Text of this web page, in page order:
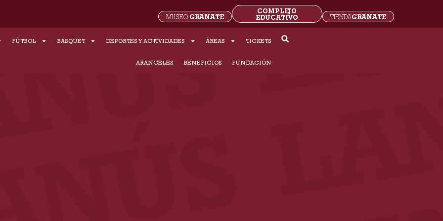
TIENDAGRANATE
COMPLEJO
EDUCATIVO
MUSEO GRANATE
FÚTBOL BÁSQUET DEPORTES Y ACTIVIDADES ÁREAS TICKETS
ARANCELES BENEFICIOS FUNDACIÓN